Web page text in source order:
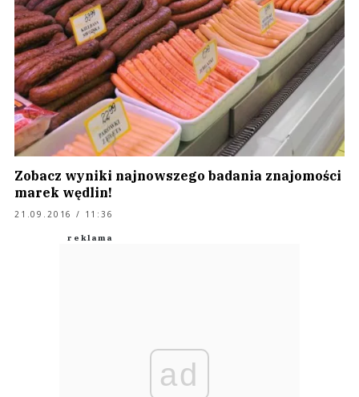
Zobacz wyniki najnowszego badania znajomości
marek wędlin!
21.09.2016 / 11:36
ad